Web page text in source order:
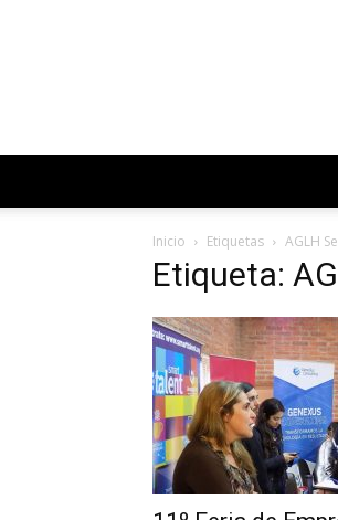
Inicio Etiquetas AGLH
Etiqueta: